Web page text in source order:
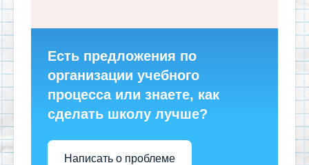
Есть предложения по
организации учебного
процесса или знаете, как
сделать школу лучше?
Написать о проблеме